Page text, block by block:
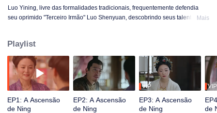
Luo Yining, livre das formalidades tradicionais, frequentemente defendia
seu oprimido "Terceiro Irmão" Luo Shenyuan, descobrindo seus talentos
sobre a morte de seu mentor. Grato pelo apoio de Yining, ele a ajudou
quando seu negócio enfrentou dificuldades, e sua compreensão mútua se
transformou em amor...
Mais
Playlist
EP1: A Ascensão
de Ning
EP2: A Ascensão
de Ning
VIP
EP3: A Ascensão
de Ning
VIP
de